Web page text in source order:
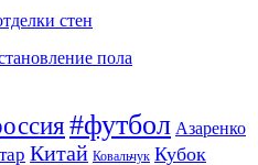
стен
пола
#футбол Азаренко
Китай Ковальчук Кубок